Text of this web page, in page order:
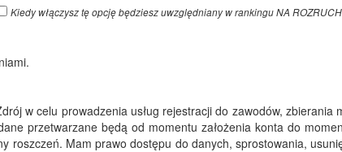
Kiedy włączysz tę opcję będziesz uwzględniany w rankingu NA
w celu prowadzenia usług rejestracji do zawodów, zbierania
przetwarzane będą od momentu założenia konta do
Mam prawo dostępu do danych, sprostowania,